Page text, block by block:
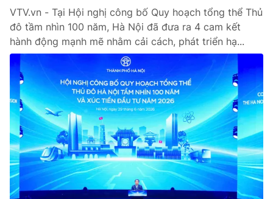
024.38 355 931 - 024.38 355 932
Ðiện thoại Thời báo VTV:
024.66 897 897
Email:toasoan@vtv.vn
Liên hệ quảng cáo:024-7300.7108
VTV.vn - Tại Hội nghị công bố Quy hoạch tổng thể Thủ
đô tầm nhìn 100 năm, Hà Nội đã đưa ra 4 cam kết
hành động mạnh mẽ nhằm cải cách, phát triển hạ...